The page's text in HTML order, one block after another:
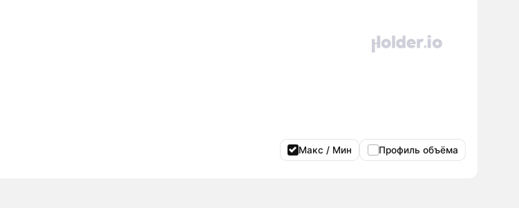
Макс / Мин Профиль объёма